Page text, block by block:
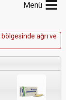
Menü
bö gesinde ağrı ve